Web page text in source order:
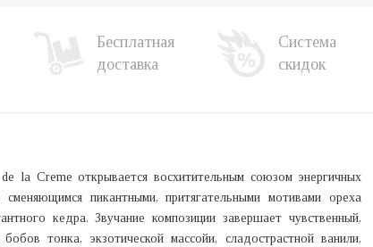
Бесплатная
доставка
Система
скидок
Creme открывается восхитительным союзом энергичных
пикантными, притягательными мотивами ореха
кедра. Звучание композиции завершает чувственный,
тонка, экзотической массойи, сладострастной ванили,